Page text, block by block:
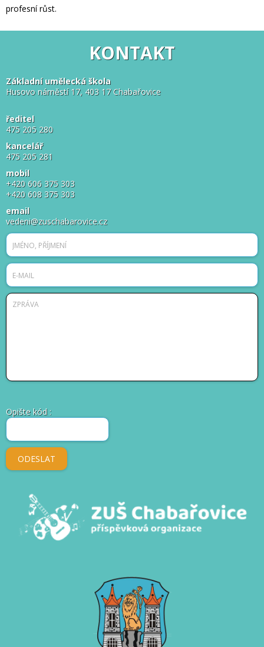
profesní růst.
KONTAKT
Základní umělecká škola
Husovo náměstí 17, 403 17 Chabařovice
ředitel
475 205 280
kancelář
475 205 281
mobil
+420 606 375 303
+420 608 375 303
email
vedeni@zuschabarovice.cz
Opište kód :